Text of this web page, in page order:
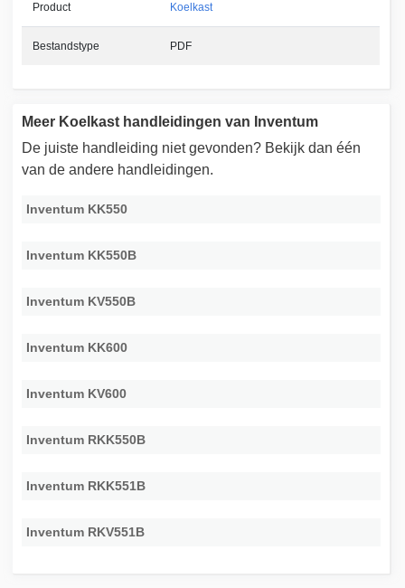
Product Koelkast
Bestandstype PDF
Meer Koelkast handleidingen van Inventum
De juiste handleiding niet gevonden? Bekijk dan één
van de andere handleidingen.
Inventum KK550
Inventum KK550B
Inventum KV550B
Inventum KK600
Inventum KV600
Inventum RKK550B
Inventum RKK551B
Inventum RKV551B